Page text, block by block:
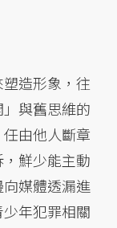
造形象，往
與舊思維的
任由他人斷章
鮮少能主動
媒體透漏進
年犯罪相關